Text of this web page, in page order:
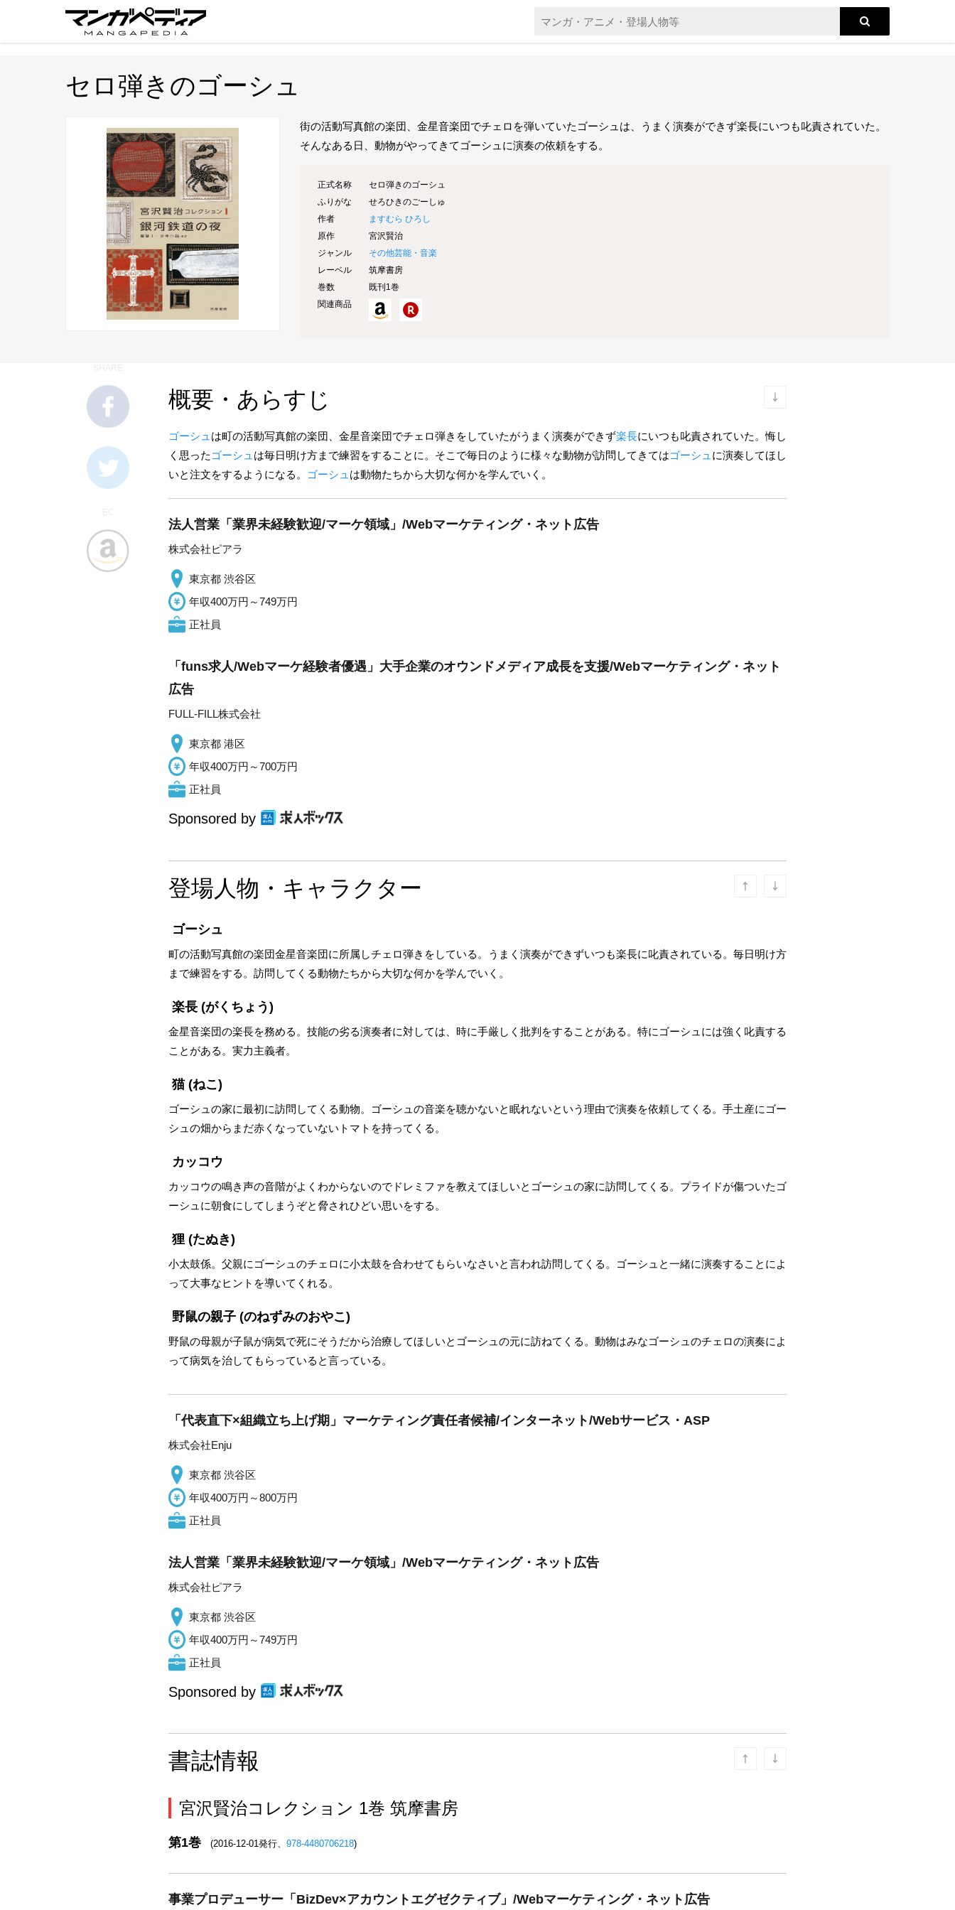
セロ弾きのゴーシュ
街の活動写真館の楽団、金星音楽団でチェロを弾いていたゴーシュは、うまく演奏ができず楽長にいつも叱責されていた。
そんなある日、動物がやってきてゴーシュに演奏の依頼をする。
正式名称
セロ弾きのゴーシュ
ふりがな
せろひきのごーしゅ
作者
ますむら ひろし
原作
宮沢賢治
ジャンル
その他芸能・音楽
レーベル
筑摩書房
巻数
既刊1巻
関連商品
概要・あらすじ
ゴーシュ は町の活動写真館の楽団、金星音楽団でチェロ弾きをしていたがうまく演奏ができず楽長にいつも叱責されていた。悔し
く思った ゴーシュ は毎日明け方まで練習をすることに。そこで毎日のように様々な動物が訪問してきてはゴーシュ に演奏してほし
いと注文をするようになる。
ゴーシュ は動物たちから大切な何かを学んでいく。
法人営業「業界未経験歓迎/マーケ領域」/Webマーケティング・ネット広告
株式会社ピアラ
東京都 渋谷区
年収400万円～749万円
正社員
「funs求人/Webマーケ経験者優遇」大手企業のオウンドメディア成長を支援/Webマーケティング・ネット
広告
FULL-FILL株式会社
東京都 港区
年収400万円～700万円
正社員
Sponsored by
登場人物・キャラクター
ゴーシュ
町の活動写真館の楽団金星音楽団に所属しチェロ弾きをしている。うまく演奏ができずいつも楽長に叱責されている。毎日明け方
まで練習をする。訪問してくる動物たちから大切な何かを学んでいく。
楽長 (がくちょう)
金星音楽団の楽長を務める。技能の劣る演奏者に対しては、時に手厳しく批判をすることがある。特にゴーシュには強く叱責する
ことがある。実力主義者。
猫(ねこ)
ゴーシュの家に最初に訪問してくる動物。ゴーシュの音楽を聴かないと眠れないという理由で演奏を依頼してくる。手土産にゴー
シュの畑からまだ赤くなっていないトマトを持ってくる。
カッコウ
カッコウの鳴き声の音階がよくわからないのでドレミファを教えてほしいとゴーシュの家に訪問してくる。プライドが傷ついたゴ
ーシュに朝食にしてしまうぞと脅されひどい思いをする。
狸 (たぬき)
小太鼓係。父親にゴーシュのチェロに小太鼓を合わせてもらいなさいと言われ訪問してくる。ゴーシュと一緒に演奏することによ
って大事なヒントを導いてくれる。
野鼠の親子 (のねずみのおやこ)
野鼠の母親が子鼠が病気で死にそうだから治療してほしいとゴーシュの元に訪ねてくる。動物はみなゴーシュのチェロの演奏によ
って病気を治してもらっていると言っている。
「代表直下×組織立ち上げ期」マーケティング責任者候補/インターネット/Webサービス・ASP
株式会社Enju
東京都 渋谷区
年収400万円～800万円
正社員
法人営業「業界未経験歓迎/マーケ領域」/Webマーケティング・ネット広告
株式会社ピアラ
東京都 渋谷区
年収400万円～749万円
正社員
Sponsored by
書誌情報
宮沢賢治コレクション 1巻 筑摩書房
第1巻 (2016-12-01発行、 978-4480706218)
事業プロデューサー「BizDev×アカウントエグゼクティブ」/Webマーケティング・ネット広告